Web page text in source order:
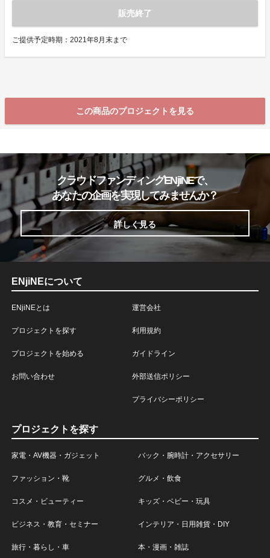
販売終了
ご提供予定時期：2021年8月末まで
この商品のプロジェクトを見る
クラウドファンディングENjiNEで、
あなたの企画を実現してみませんか？
詳しく見る
ENjiNEについて
ENjiNEとは
プロジェクトを探す
プロジェクトを始める
お問い合わせ
運営会社
利用規約
ガイドライン
外部送信ポリシー
プライバシーポリシー
プロジェクトを探す
家電・AV機器・ガジェット バック・腕時計・アクセサリー
ファッション・靴 グルメ・飲食
コスメ・ビューティー キッズ・ベビー・玩具
ビジネス・教育・セミナー インテリア・日用雑貨・DIY
旅行・暮らし・車 本・漫画・雑誌